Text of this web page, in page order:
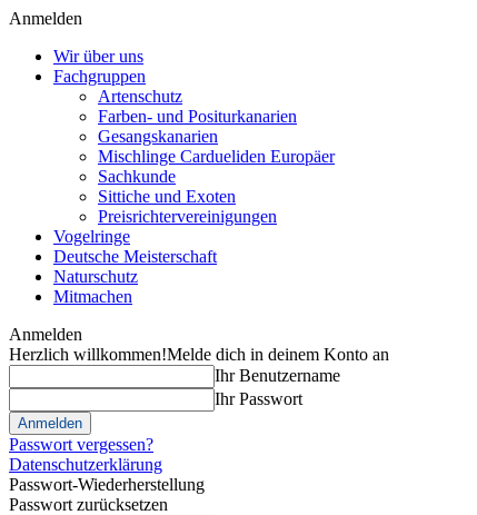
Anmelden
Wir über uns
Fachgruppen
Artenschutz
Farben- und Positurkanarien
Gesangskanarien
Mischlinge Cardueliden Europäer
Sachkunde
Sittiche und Exoten
Preisrichtervereinigungen
Vogelringe
Deutsche Meisterschaft
Naturschutz
Mitmachen
Anmelden
Herzlich willkommen!Melde dich in deinem Konto an
Ihr Benutzername
Ihr Passwort
Passwort vergessen?
Datenschutzerklärung
Passwort-Wiederherstellung
Passwort zurücksetzen